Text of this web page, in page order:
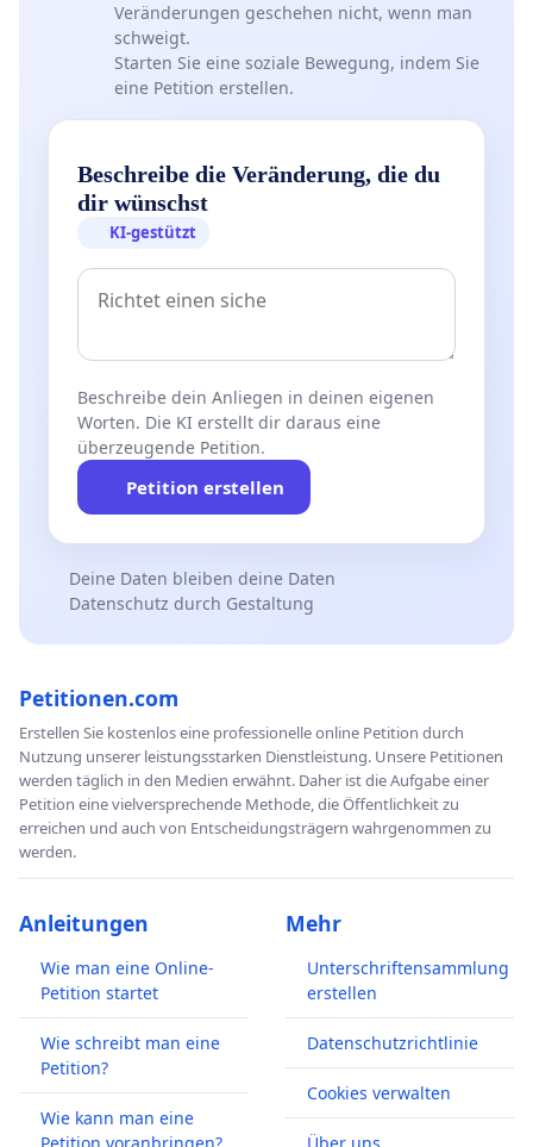
Veränderungen geschehen nicht, wenn man
schweigt.
Starten Sie eine soziale Bewegung, indem Sie
eine Petition erstellen.
Beschreibe die Veränderung, die du
dir wünschst
KI-gestützt
Beschreibe dein Anliegen in deinen eigenen
Worten. Die KI erstellt dir daraus eine
überzeugende Petition.
Petition erstellen
Deine Daten bleiben deine Daten
Datenschutz durch Gestaltung
Petitionen.com
Erstellen Sie kostenlos eine professionelle online Petition durch
Nutzung unserer leistungsstarken Dienstleistung. Unsere Petitionen
werden täglich in den Medien erwähnt. Daher ist die Aufgabe einer
Petition eine vielversprechende Methode, die Öffentlichkeit zu
erreichen und auch von Entscheidungsträgern wahrgenommen zu
werden.
Anleitungen
Wie man eine Online-
Petition startet
Wie schreibt man eine
Petition?
Wie kann man eine
Mehr
Unterschriftensammlung
erstellen
Datenschutzrichtlinie
Cookies verwalten